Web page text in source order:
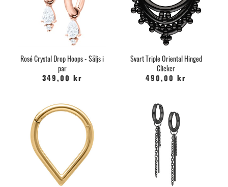
Rosé Crystal Drop Hoops - Säljs i
par
349,00 kr
Svart Triple Oriental Hinged
Clicker
490,00 kr